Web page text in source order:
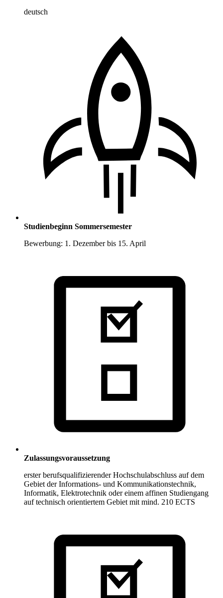
deutsch
Studienbeginn Sommersemester
Bewerbung: 1. Dezember bis 15. April
Zulassungsvoraussetzung
erster berufsqualifizierender Hochschulabschluss auf dem
Gebiet der Informations- und Kommunikationstechnik,
Informatik, Elektrotechnik oder einem affinen Studiengang
auf technisch orientiertem Gebiet mit mind. 210 ECTS